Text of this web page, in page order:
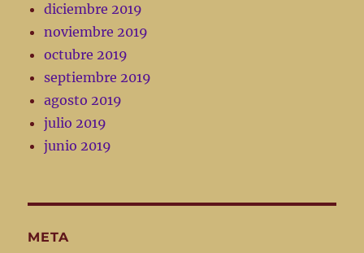
diciembre 2019
noviembre 2019
octubre 2019
septiembre 2019
agosto 2019
julio 2019
junio 2019
META